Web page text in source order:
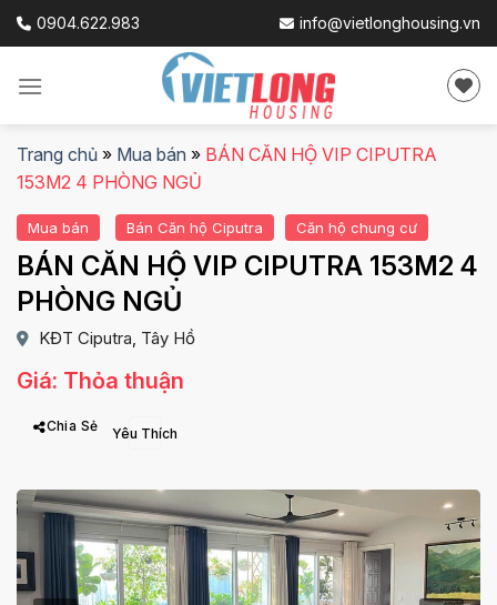
Skip
0904.622.983 info@vietlonghousing.vn
Trang chủ » Mua bán » BÁN CĂN HỘ VIP CIPUTRA
153M2 4 PHÒNG NGỦ
Mua bán Bán Căn hộ Ciputra Căn hộ chung cư
BÁN CĂN HỘ VIP CIPUTRA 153M2 4
PHÒNG NGỦ
KĐT Ciputra Tây Hồ
Giá: Thỏa thuận
Chia Sẻ